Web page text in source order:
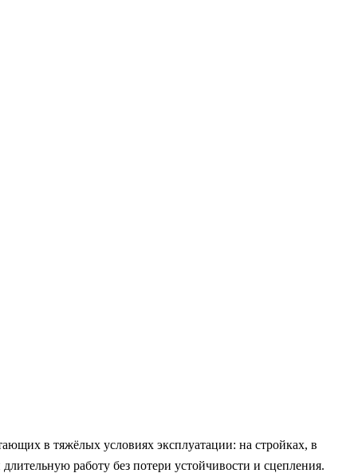
в тяжёлых условиях эксплуатации: на стройках, в
работу без потери устойчивости и сцепления.